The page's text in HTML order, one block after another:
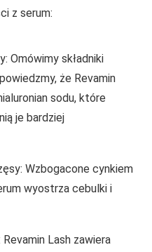
z serum:
Omówimy składniki
że Revamin
sodu, które
je bardziej
Wzbogacone cynkiem
wyostrza cebulki i
Lash zawiera